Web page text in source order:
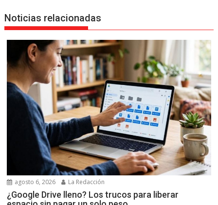
Noticias relacionadas
agosto 6, 2026 La Redacción
¿Google Drive lleno? Los trucos para liberar